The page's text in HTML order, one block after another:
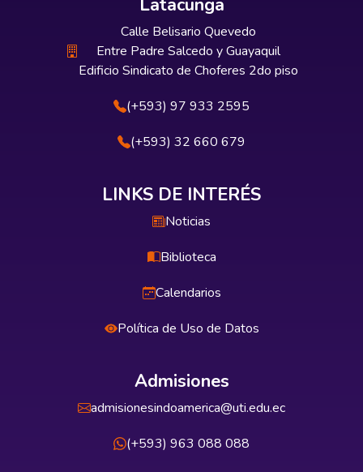
Latacunga
Calle Belisario Quevedo
Entre Padre Salcedo y Guayaquil
Edificio Sindicato de Choferes 2do piso
(+593) 97 933 2595
(+593) 32 660 679
LINKS DE INTERÉS
Noticias
Biblioteca
Calendarios
Política de Uso de Datos
Admisiones
admisionesindoamerica@uti.edu.ec
(+593) 963 088 088